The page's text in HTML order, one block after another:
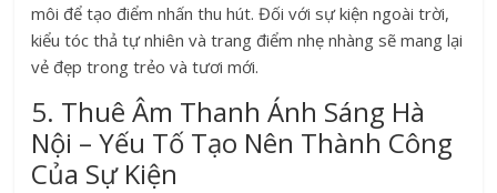
môi để tạo điểm nhấn thu hút. Đối với sự kiện ngoài trời,
kiểu tóc thả tự nhiên và trang điểm nhẹ nhàng sẽ mang lại
vẻ đẹp trong trẻo và tươi mới.
5. Thuê Âm Thanh Ánh Sáng Hà
Nội – Yếu Tố Tạo Nên Thành Công
Của Sự Kiện